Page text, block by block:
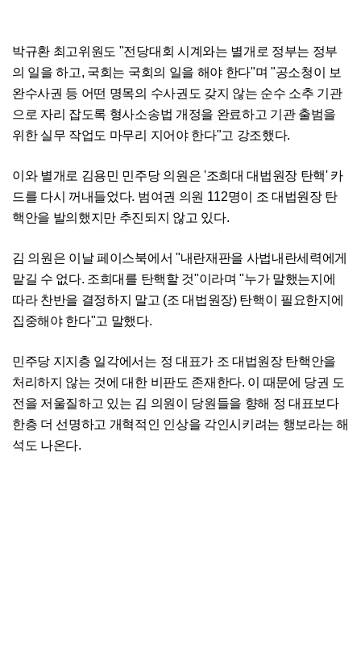
박규환 최고위원도 "전당대회 시계와는 별개로 정부는 정부
의 일을 하고, 국회는 국회의 일을 해야 한다"며 "공소청이 보
완수사권 등 어떤 명목의 수사권도 갖지 않는 순수 소추 기관
으로 자리 잡도록 형사소송법 개정을 완료하고 기관 출범을
위한 실무 작업도 마무리 지어야 한다"고 강조했다.
이와 별개로 김용민 민주당 의원은 '조희대 대법원장 탄핵' 카
드를 다시 꺼내들었다. 범여권 의원 112명이 조 대법원장 탄
핵안을 발의했지만 추진되지 않고 있다.
김 의원은 이날 페이스북에서 "내란재판을 사법내란세력에게
맡길 수 없다. 조희대를 탄핵할 것"이라며 "누가 말했는지에
따라 찬반을 결정하지 말고 (조 대법원장) 탄핵이 필요한지에
집중해야 한다"고 말했다.
민주당 지지층 일각에서는 정 대표가 조 대법원장 탄핵안을
처리하지 않는 것에 대한 비판도 존재한다. 이 때문에 당권 도
전을 저울질하고 있는 김 의원이 당원들을 향해 정 대표보다
한층 더 선명하고 개혁적인 인상을 각인시키려는 행보라는 해
석도 나온다.